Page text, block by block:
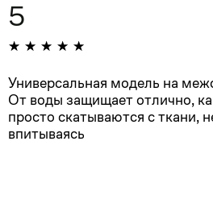
5
Универсальная модель на
От воды защищает отлично,
просто скатываются с ткани,
впитываясь